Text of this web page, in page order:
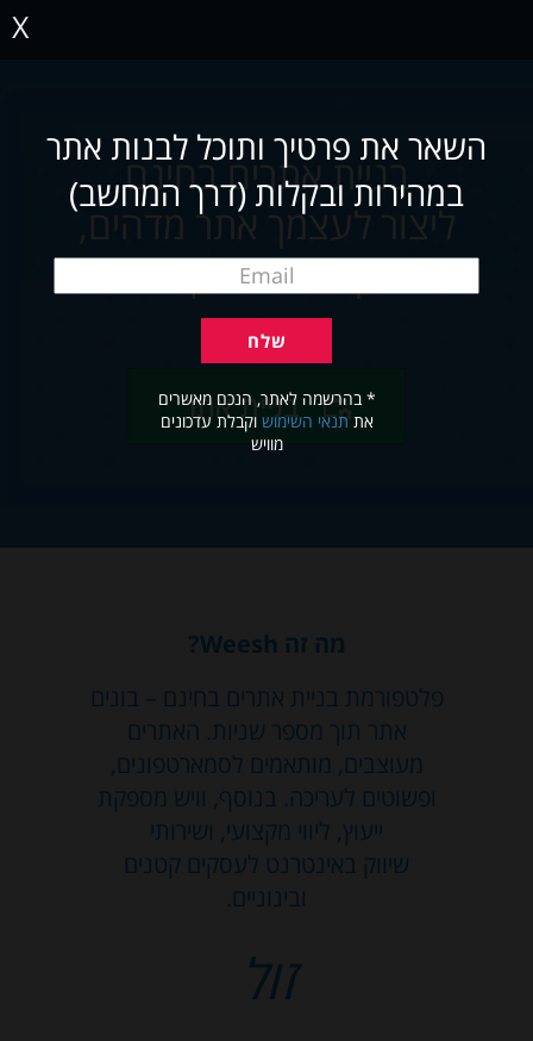
X
השאר את פרטיך ותוכל לבנות אתר
במהירות ובקלות (דרך המחשב)
* בהרשמה לאתר, הנכם מאשרים
אתתנאי השימוש וקבלת עדכונים
מוויש
בניית אתרים בחינם
ליצור לעצמך אתר מדהים,
תוך שניות ובקלות
בניית אתר
מה זה Weesh?
פלטפורמת בניית אתרים בחינם – בונים
אתר תוך מספר שניות. האתרים
מעוצבים, מותאמים לסמארטפונים,
ופשוטים לעריכה. בנוסף, וויש מספקת
ייעוץ, ליווי מקצועי, ושירותי
שיווק באינטרנט לעסקים קטנים
ובינוניים.
זול